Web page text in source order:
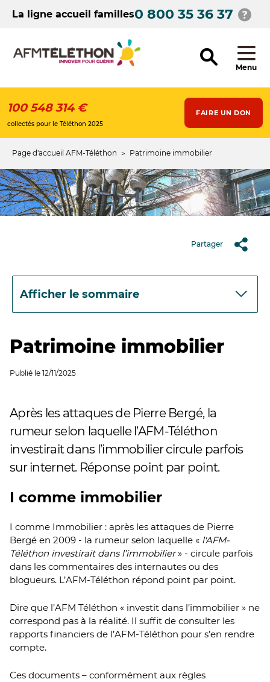
contenuLa ligne accueil familles0 800 35 36 37
Menu
100 548 314 €
collectés pour le Téléthon 2025
FAIRE UN DON
d'Ariane
Page d'accueil AFM-Téléthon Patrimoine immobilier
Partager
Afficher le sommaire
Patrimoine immobilier
Publié le 12/11/2025
Après les attaques de Pierre Bergé, la
rumeur selon laquelle l’AFM-Téléthon
investirait dans l’immobilier circule parfois
sur internet. Réponse point par point.
I comme immobilier
I comme Immobilier : après les attaques de Pierre
Bergé en 2009 - la rumeur selon laquelle « l'AFM-
Téléthon investirait dans l’immobilier» - circule parfois
dans les commentaires des internautes ou des
blogueurs. L’AFM-Téléthon répond point par point.
Dire que l’AFM Téléthon « investit dans l’immobilier » ne
correspond pas à la réalité. Il suffit de consulter les
rapports financiers de l’AFM-Téléthon pour s’en rendre
compte.
Ces documents – conformément aux règles